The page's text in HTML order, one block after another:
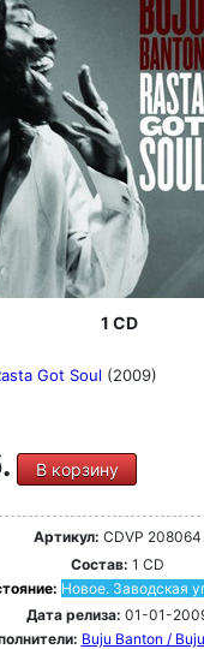
1 CD
Got Soul (2009)
В корзину
Артикул: CDVP 208064
Состав: 1 CD
Новое. Заводская
Дата релиза: 01-01-
Buju Banton /